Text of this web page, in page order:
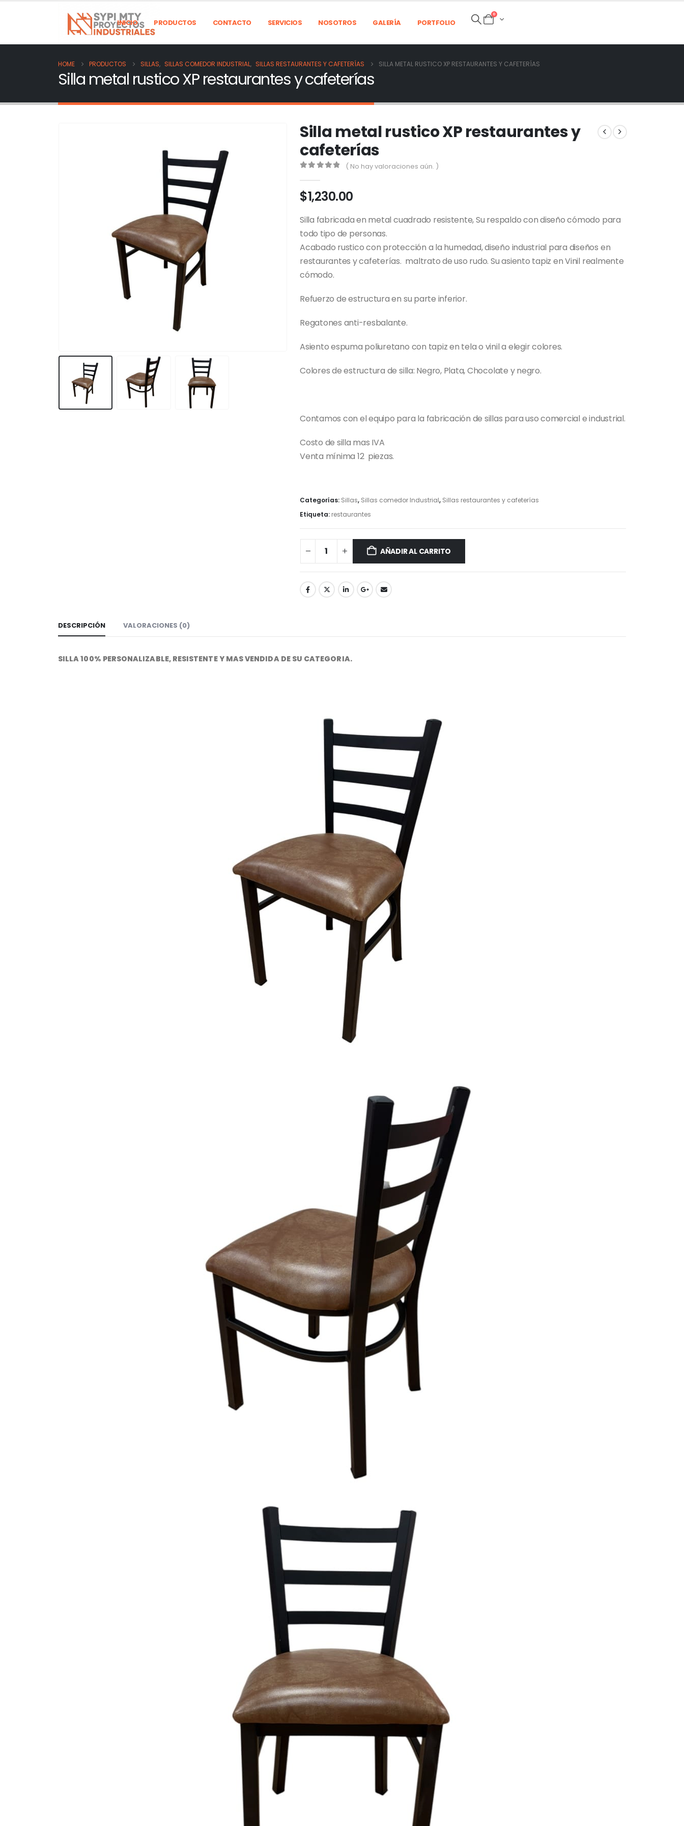
INICIO PRODUCTOS CONTACTO SERVICIOS NOSOTROS GALERÍA PORTFOLIO
0
HOME PRODUCTOS SILLAS, SILLAS COMEDOR INDUSTRIAL, SILLAS RESTAURANTES Y CAFETERÍAS SILLA METAL RUSTICO XP RESTAURANTES Y CAFETERÍAS
Silla metal rustico XP restaurantes y cafeterías
Silla metal rustico XP restaurantes y
cafeterías
( No hay valoraciones aún. )
$1,230.00
Silla fabricada en metal cuadrado resistente, Su respaldo con diseño cómodo para
todo tipo de personas.
Acabado rustico con protección a la humedad, diseño industrial para diseños en
restaurantes y cafeterías. maltrato de uso rudo. Su asiento tapiz en Vinil realmente
cómodo.
Refuerzo de estructura en su parte inferior.
Regatones anti-resbalante.
Asiento espuma poliuretano con tapiz en tela o vinil a elegir colores.
Colores de estructura de silla: Negro, Plata, Chocolate y negro.
Contamos con el equipo para la fabricación de sillas para uso comercial e industrial.
Costo de silla mas IVA
Venta mínima 12 piezas.
Categorías: Sillas, Sillas comedor Industrial, Sillas restaurantes y cafeterías
Etiqueta: restaurantes
AÑADIR AL CARRITO
DESCRIPCIÓN VALORACIONES (0)
SILLA 100% PERSONALIZABLE, RESISTENTE Y MAS VENDIDA DE SU CATEGORIA.